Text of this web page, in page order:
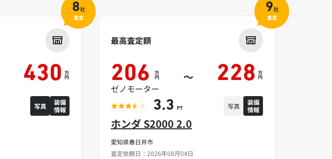
430 万
円
写真
装備
情報
8社
査定
愛知県春日井市
査定依頼日：2026年08月04日
ホンダ S2000 2.0
最高査定額
206 万
円 ～ 228 万
円
ゼノモーター
3.3 PT 写真
装備
情報
9社
査定